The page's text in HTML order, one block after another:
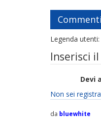
Commenti
Legenda utenti:
Inserisci
Devi
Non sei
da bluewhite